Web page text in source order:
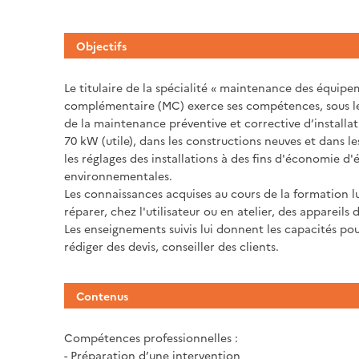
Objectifs
Le titulaire de la spécialité « maintenance des
complémentaire (MC) exerce ses compétences,
de la maintenance préventive et corrective
70 kW (utile), dans les constructions neuves et dans
les réglages des installations à des fins d'économie
environnementales.
Les connaissances acquises au cours de la
réparer, chez l'utilisateur ou en atelier, des
Les enseignements suivis lui donnent les capacités
rédiger des devis, conseiller des clients.
Contenus
Compétences professionnelles :
- Préparation d’une intervention